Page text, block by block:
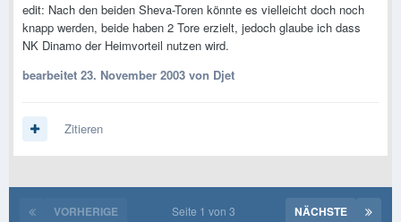
edit: Nach den beiden Sheva-Toren könnte es vielleicht doch noch
knapp werden, beide haben 2 Tore erzielt, jedoch glaube ich dass
NK Dinamo der Heimvorteil nutzen wird.
bearbeitet 23. November 2003 von Djet
Zitieren
VORHERIGE NÄCHSTE
Seite 1 von 3